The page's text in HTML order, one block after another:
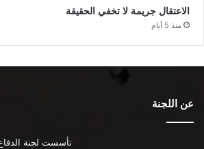
الاعتقال جريمة لا تخفي الحقيقة
منذ 5 أيام
عن اللجنة
تأسست لجنة